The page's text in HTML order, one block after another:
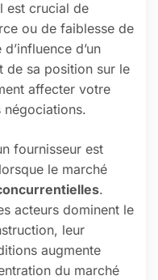
est crucial de
ou de faiblesse de
d’un
de sa position sur le
affecter votre
fournisseur est
le marché
.
acteurs dominent le
leur
augmente
du marché